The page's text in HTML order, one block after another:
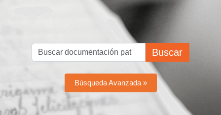
Buscar
Búsqueda Avanzada »